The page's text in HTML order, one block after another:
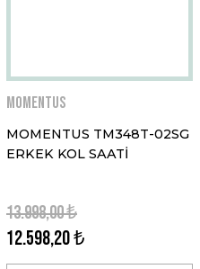
Momentus
MOMENTUS TM348T-02SG
ERKEK KOL SAATİ
12.598,20 ₺
13.998,00 ₺